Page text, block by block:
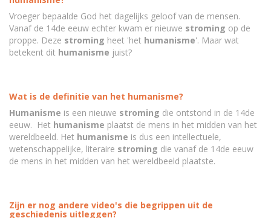
Vroeger bepaalde God het dagelijks geloof van de mensen.
Vanaf de 14de eeuw echter kwam er nieuwe stroming op de
proppe. Deze stroming heet 'het humanisme'. Maar wat
betekent dit humanisme juist?
Wat is de definitie van het humanisme?
Humanisme is een nieuwe stroming die ontstond in de 14de
eeuw. Het humanisme plaatst de mens in het midden van het
wereldbeeld. Het humanisme is dus een intellectuele,
wetenschappelijke, literaire stroming die vanaf de 14de eeuw
de mens in het midden van het wereldbeeld plaatste.
Zijn er nog andere video's die begrippen uit de
geschiedenis uitleggen?